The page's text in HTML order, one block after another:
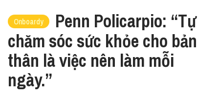
Onboardy
Penn Policarpio: “Tự
chăm sóc sức khỏe cho bản
thân là việc nên làm mỗi
ngày.”